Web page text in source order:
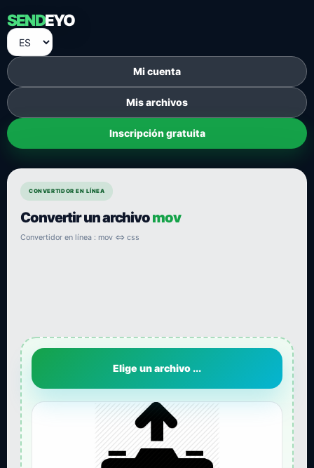
SENDEYO
Mi cuenta
Mis archivos
Inscripción gratuita
CONVERTIDOR EN LÍNEA
Convertir un archivomov
Convertidor en línea : mov ⇔ css
Elige un archivo ...